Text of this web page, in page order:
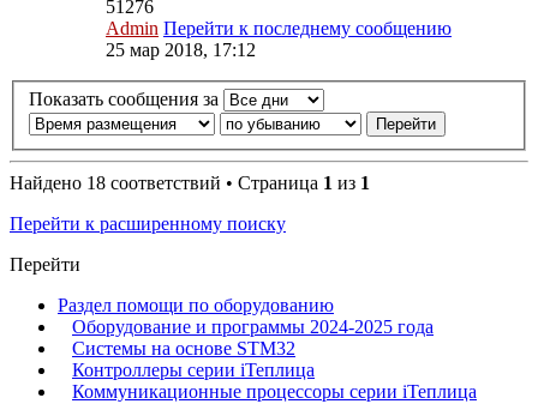
51276
Admin Перейти к последнему сообщению
25 мар 2018, 17:12
Показать сообщения за
Найдено 18 соответствий • Страница 1 из 1
Перейти к расширенному поиску
Перейти
Раздел помощи по оборудованию
Оборудование и программы 2024-2025 года
Системы на основе STM32
Контроллеры серии iТеплица
Коммуникационные процессоры серии iТеплица